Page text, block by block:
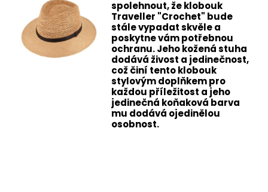
spolehnout, že klobouk
Traveller "Crochet" bude
stále vypadat skvěle a
poskytne vám potřebnou
ochranu. Jeho kožená stuha
dodává živost a jedinečnost,
což činí tento klobouk
stylovým doplňkem pro
každou příležitost a jeho
jedinečná koňaková barva
mu dodává ojedinělou
osobnost.